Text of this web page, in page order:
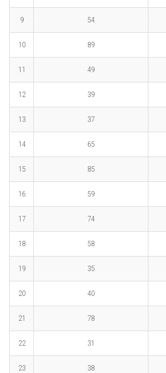
9 54
10 89
11 49
12 39
13 37
14 65
15 85
16 59
17 74
18 58
19 35
20 40
21 78
22 31
23 38